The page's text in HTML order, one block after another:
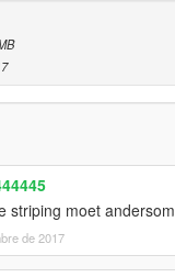
striping moet andersom
de 2017